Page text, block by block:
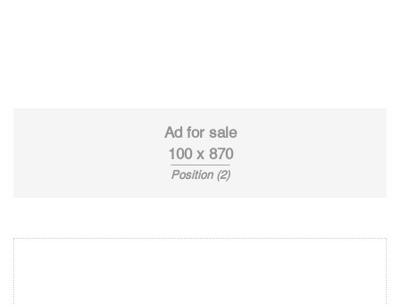
Ad for sale
100 x 870
Position (2)